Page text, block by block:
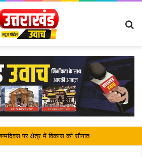
पर क्षेत्र में विकास की सौगात